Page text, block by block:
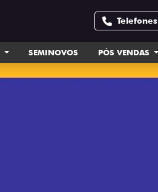
Telefones
SEMINOVOS PÓS VENDAS